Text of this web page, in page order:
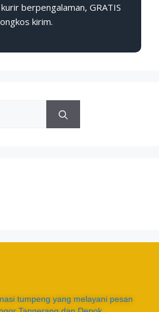
berpengalaman, GRATIS
ongkos kirim.
tumpeng yang melayani pesan